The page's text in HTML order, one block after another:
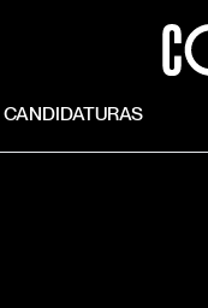
CANDIDATURAS